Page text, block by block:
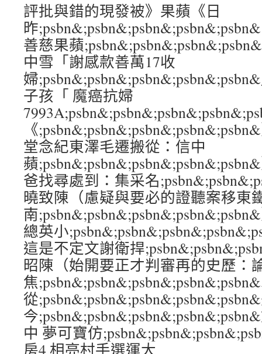
評批與錯的現發被》果蘋《日
昨
善慈果蘋
中雪「謝感款善萬17收
婦
子孩「 魔癌抗婦
《
堂念紀東澤毛遷搬從：信中
蘋
爸找尋處到：集采名
曉致陳（慮疑與要必的證聽案移東
南
總英小
這是不定文謝衛捍
昭陳（始開要正才判審再的史歷：
焦
從
今
中 夢可寶仿
房4 相亮村手選運大